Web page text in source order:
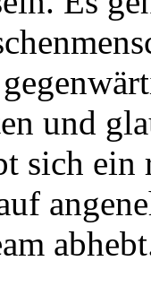
und
sich ein